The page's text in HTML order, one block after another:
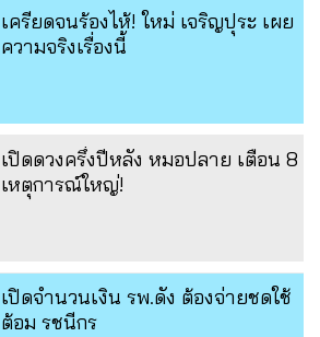
เครียดจนร้องไห้! ใหม่ เจริญปุระ เผย
ความจริงเรื่องนี้
เปิดดวงครึ่งปีหลัง หมอปลาย เตือน 8
เหตุการณ์ใหญ่!
เปิดจำนวนเงิน รพ.ดัง ต้องจ่ายชดใช้
ต้อม รชนีกร